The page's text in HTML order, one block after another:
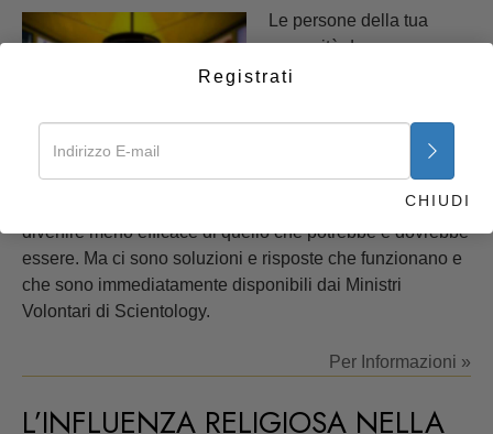
Le persone della tua
comunità devono
affrontare situazioni reali
giorni, come
l’analfabetismo, l’abuso
di droga, matrimoni falliti e disonestà. Senza le soluzioni
a questi problemi, il lavoro dei leader della comunità può
divenire meno efficace di quello che potrebbe e dovrebbe
essere. Ma ci sono soluzioni e risposte che funzionano e
che sono immediatamente disponibili dai Ministri
Volontari di Scientology.
Per Informazioni »
L’INFLUENZA RELIGIOSA NELLA
Registrati
CHIUDI